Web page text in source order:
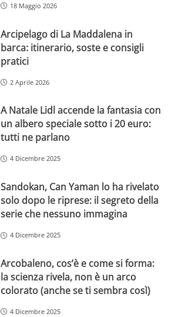
18 Maggio 2026
Arcipelago di La Maddalena in
barca: itinerario, soste e consigli
pratici
2 Aprile 2026
A Natale Lidl accende la fantasia con
un albero speciale sotto i 20 euro:
tutti ne parlano
4 Dicembre 2025
Sandokan, Can Yaman lo ha rivelato
solo dopo le riprese: il segreto della
serie che nessuno immagina
4 Dicembre 2025
Arcobaleno, cos’è e come si forma:
la scienza rivela, non è un arco
colorato (anche se ti sembra così)
4 Dicembre 2025